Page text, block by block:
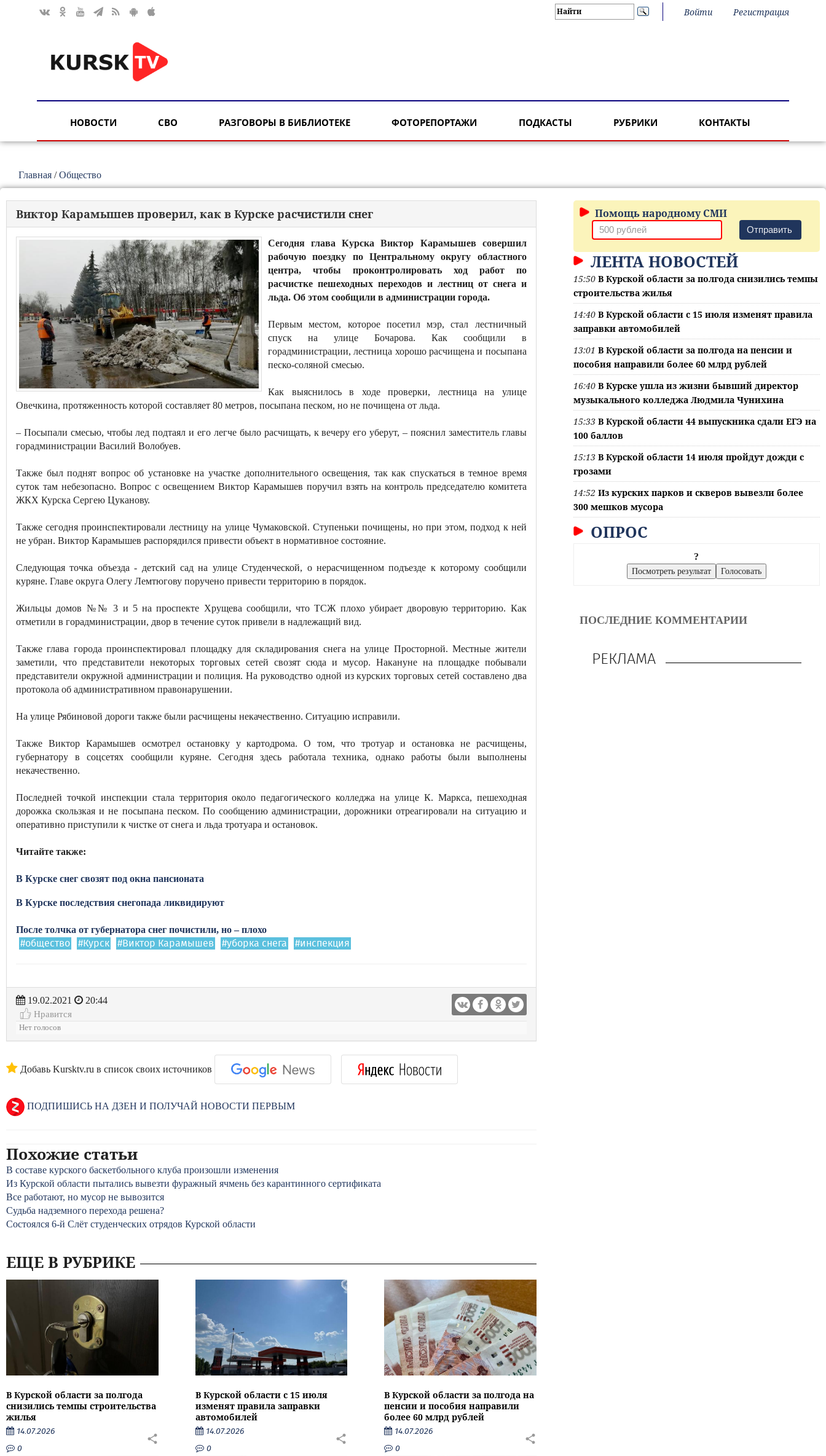
Войти Регистрация
НОВОСТИ СВО РАЗГОВОРЫ В БИБЛИОТЕКЕ ФОТОРЕПОРТАЖИ ПОДКАСТЫ РУБРИКИ КОНТАКТЫ
Главная /Общество
Виктор Карамышев проверил, как в Курске расчистили снег
Сегодня глава Курска Виктор Карамышев совершил
рабочую поездку по Центральному округу областного
центра, чтобы проконтролировать ход работ по
расчистке пешеходных переходов и лестниц от снега и
льда. Об этом сообщили в администрации города.
Первым местом, которое посетил мэр, стал лестничный
спуск на улице Бочарова. Как сообщили в
горадминистрации, лестница хорошо расчищена и посыпана
песко-соляной смесью.
Как выяснилось в ходе проверки, лестница на улице
Овечкина, протяженность которой составляет 80 метров, посыпана песком, но не почищена от льда.
– Посыпали смесью, чтобы лед подтаял и его легче было расчищать, к вечеру его уберут, – пояснил заместитель главы
горадминистрации Василий Волобуев.
Также был поднят вопрос об установке на участке дополнительного освещения, так как спускаться в темное время
суток там небезопасно. Вопрос с освещением Виктор Карамышев поручил взять на контроль председателю комитета
ЖКХ Курска Сергею Цуканову.
Также сегодня проинспектировали лестницу на улице Чумаковской. Ступеньки почищены, но при этом, подход к ней
не убран. Виктор Карамышев распорядился привести объект в нормативное состояние.
Следующая точка объезда - детский сад на улице Студенческой, о нерасчищенном подъезде к которому сообщили
куряне. Главе округа Олегу Лемтюгову поручено привести территорию в порядок.
Жильцы домов №№ 3 и 5 на проспекте Хрущева сообщили, что ТСЖ плохо убирает дворовую территорию. Как
отметили в горадминистрации, двор в течение суток привели в надлежащий вид.
Также глава города проинспектировал площадку для складирования снега на улице Просторной. Местные жители
заметили, что представители некоторых торговых сетей свозят сюда и мусор. Накануне на площадке побывали
представители окружной администрации и полиция. На руководство одной из курских торговых сетей составлено два
протокола об административном правонарушении.
На улице Рябиновой дороги также были расчищены некачественно. Ситуацию исправили.
Также Виктор Карамышев осмотрел остановку у картодрома. О том, что тротуар и остановка не расчищены,
губернатору в соцсетях сообщили куряне. Сегодня здесь работала техника, однако работы были выполнены
некачественно.
Последней точкой инспекции стала территория около педагогического колледжа на улице К. Маркса, пешеходная
дорожка скользкая и не посыпана песком. По сообщению администрации, дорожники отреагировали на ситуацию и
оперативно приступили к чистке от снега и льда тротуара и остановок.
Читайте также:
В Курске снег свозят под окна пансионата
В Курске последствия снегопада ликвидируют
После толчка от губернатора снег почистили, но – плохо
#общество #Курск #Виктор Карамышев #уборка снега #инспекция
19.02.2021
20:44
Нравится
Нет голосов
Добавь Kursktv.ru в список своих источников
ПОДПИШИСЬ НА ДЗЕН И ПОЛУЧАЙ НОВОСТИ ПЕРВЫМ
Похожие статьи
В составе курского баскетбольного клуба произошли изменения
Из Курской области пытались вывезти фуражный ячмень без карантинного сертификата
Все работают, но мусор не вывозится
Судьба надземного перехода решена?
Состоялся 6-й Слёт студенческих отрядов Курской области
ЕЩЕ В РУБРИКЕ
В Курской области за полгода
снизились темпы строительства
жилья
14.07.2026
0
В Курской области с 15 июля
изменят правила заправки
автомобилей
14.07.2026
0
В Курской области за полгода на
пенсии и пособия направили
более 60 млрд рублей
14.07.2026
0
Помощь народному СМИ
Отправить
ЛЕНТА НОВОСТЕЙ
15:50 В Курской области за полгода снизились темпы
строительства жилья
14:40 В Курской области с 15 июля изменят правила
заправки автомобилей
13:01 В Курской области за полгода на пенсии и
пособия направили более 60 млрд рублей
16:40 В Курске ушла из жизни бывший директор
музыкального колледжа Людмила Чунихина
15:33 В Курской области 44 выпускника сдали ЕГЭ на
100 баллов
15:13 В Курской области 14 июля пройдут дожди с
грозами
14:52 Из курских парков и скверов вывезли более
300 мешков мусора
ОПРОС
?
ПОСЛЕДНИЕ КОММЕНТАРИИ
РЕКЛАМА